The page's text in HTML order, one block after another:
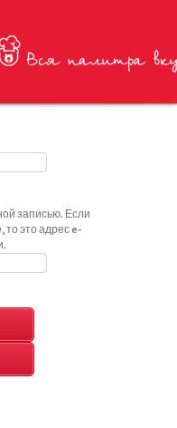
записью. Если
то это адрес e-